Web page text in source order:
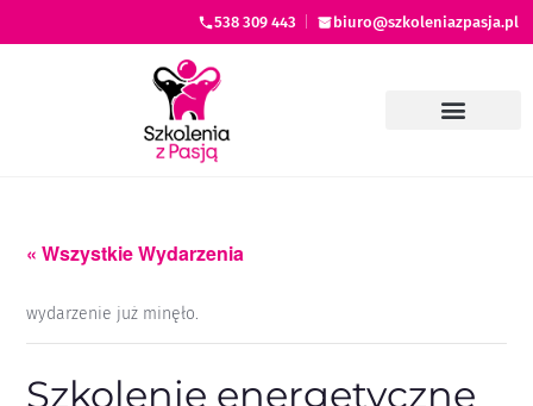
538 309 443 biuro@szkoleniazpasja.pl
« Wszystkie Wydarzenia
wydarzenie już minęło.
Szkolenie energetyczne